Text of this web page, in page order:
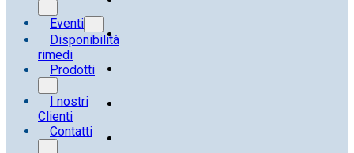
Eventi
Disponibilità
rimedi
Prodotti
I nostri
Clienti
Contatti